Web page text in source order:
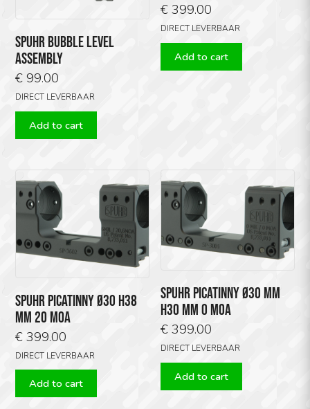
SPUHR BUBBLE LEVEL
ASSEMBLY
€ 99.00
DIRECT LEVERBAAR
Add to cart
€ 399.00
DIRECT LEVERBAAR
Add to cart
SPUHR PICATINNY Ø30 H38
MM 20 MOA
€ 399.00
DIRECT LEVERBAAR
Add to cart
SPUHR PICATINNY Ø30 MM
H30 MM 0 MOA
€ 399.00
DIRECT LEVERBAAR
Add to cart